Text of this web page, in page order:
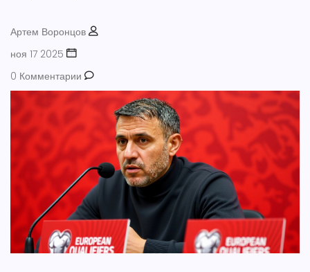
Артем Воронцов
ноя 17 2025
0 Комментарии